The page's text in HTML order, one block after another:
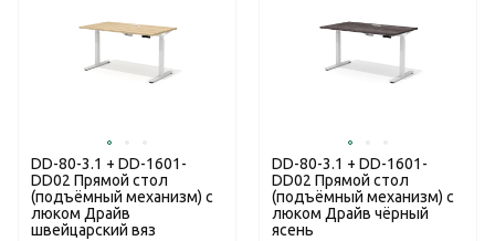
DD-80-3.1 + DD-1601-
DD02 Прямой стол
(подъёмный механизм) с
люком Драйв
швейцарский вяз
DD-80-3.1 + DD-1601-
DD02 Прямой стол
(подъёмный механизм) с
люком Драйв чёрный
ясень